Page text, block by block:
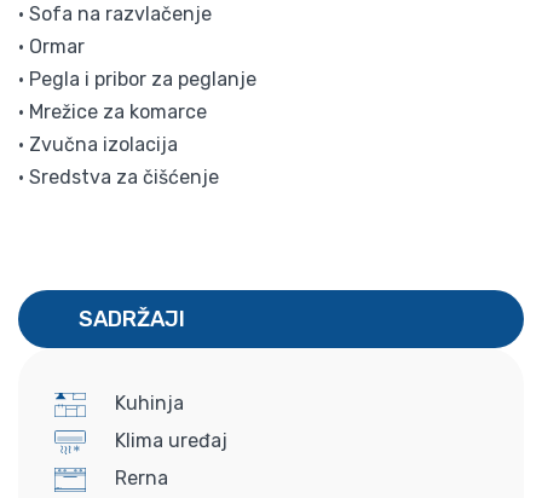
• Sofa na razvlačenje
• Ormar
• Pegla i pribor za peglanje
• Mrežice za komarce
• Zvučna izolacija
• Sredstva za čišćenje
SADRŽAJI
Kuhinja
Klima uređaj
Rerna